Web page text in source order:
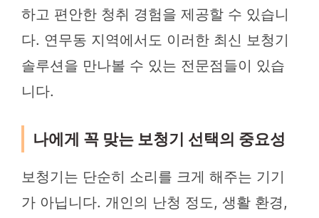
하고 편안한 청취 경험을 제공할 수 있습니
다. 연무동 지역에서도 이러한 최신 보청기
솔루션을 만나볼 수 있는 전문점들이 있습
니다.
나에게 꼭 맞는 보청기 선택의 중요성
보청기는 단순히 소리를 크게 해주는 기기
가 아닙니다. 개인의 난청 정도, 생활 환경,